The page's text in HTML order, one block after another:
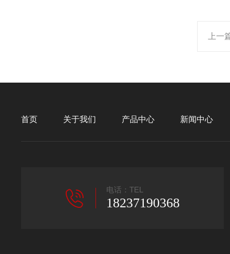
上一
首页 关于我们 产品中心 新闻中心
电话：TEL
18237190368